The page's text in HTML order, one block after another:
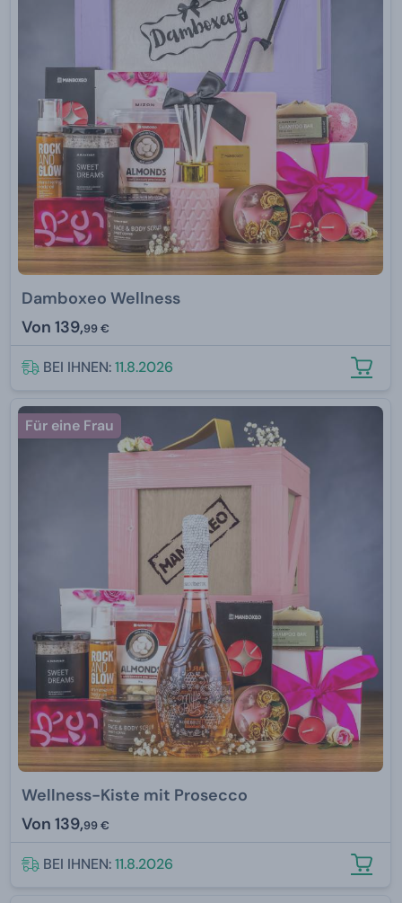
Damboxeo Wellness
Von 139,99 €
BEI IHNEN:11.8.2026
Für eine Frau
Wellness-Kiste mit Prosecco
Von 139,99 €
BEI IHNEN:11.8.2026